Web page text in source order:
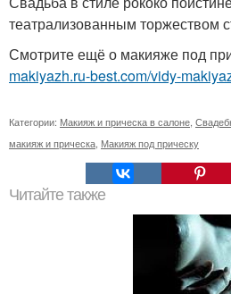
театрализованным торжеством
Смотрите ещё о макияже под
makiyazh.ru-best.com/vidy-
Категории: Макияж и прическа в салоне,
макияж и прическа, Макияж под прическу
Читайте также